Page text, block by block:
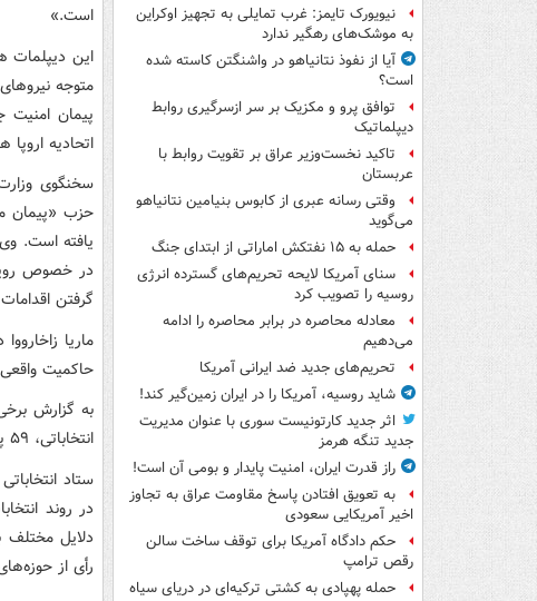
نیویورک تایمز: غرب تمایلی به تجهیز اوکراین
به موشک‌های رهگیر ندارد
آیا از نفوذ نتانیاهو در واشنگتن کاسته شده
است؟
توافق پرو و مکزیک بر سر ازسرگیری روابط
دیپلماتیک
تاکید نخست‌وزیر عراق بر تقویت روابط با
عربستان
وقتی رسانه عبری از کابوس بنیامین نتانیاهو
می‌گوید
حمله به ۱۵ نفتکش‌ اماراتی از ابتدای جنگ
سنای آمریکا لایحه تحریم‌های گسترده انرژی
روسیه را تصویب کرد
معادله محاصره در برابر محاصره را ادامه
می‌دهیم
تحریم‌های جدید ضد ایرانی آمریکا
شاید روسیه، آمریکا را در ایران زمین‌گیر کند!
اثر جدید کارتونیست سوری با عنوان مدیریت
جدید تنگه هرمز
راز قدرت ایران، امنیت پایدار و بومی آن است!
به تعویق افتادن پاسخ مقاومت عراق به تجاوز
اخیر آمریکایی سعودی
حکم دادگاه آمریکا برای توقف ساخت سالن
رقص ترامپ
حمله پهپادی به کشتی ترکیه‌ای در دریای سیاه
است.»
این دیپلمات
متوجه
پیمان
اتحادیه اروپا
سخنگوی
حزب «پیمان
یافته است.
در خصوص
گرفتن
ماریا
حاکمیت
به گزارش
انتخاباتی، ۵۹ پرونده کیفری در این کشور تشکیل شده است.
در روند
دلایل مختلف
رأی از